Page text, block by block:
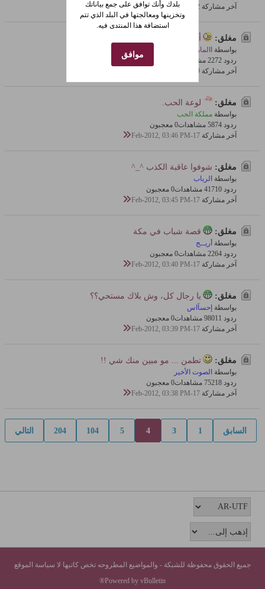
آخر مشاركة 22-Feb-2012, 05:05 PM
مغلق:
بواسطة
االمارد
ردود 2
227 مشاهدات
آخر مشاركة 19-Feb-2012, 03:05 PM
مغلق: لوعة الحب.
بواسطة مملكة الحب
ردود 4
587 مشاهدات
0 معجبون
آخر مشاركة 17-Feb-2012, 03:46 PM
مغلق: شوفوا عاقبة الكذب ^_^
بواسطة الرباب
ردود 10
417 مشاهدات
0 معجبون
آخر مشاركة 17-Feb-2012, 03:45 PM
مغلق: قصة شباب في مكة
بواسطة أريــج
ردود 4
226 مشاهدات
0 معجبون
آخر مشاركة 17-Feb-2012, 03:40 PM
مغلق: يا رجال كل، وش بلاك مستحي؟؟
بواسطة إحسآاس
ردود 11
980 مشاهدات
0 معجبون
آخر مشاركة 17-Feb-2012, 03:39 PM
مغلق: تطمن ... مو مبين منك شي !!
بواسطة الصوت الأخير
ردود 18
752 مشاهدات
0 معجبون
آخر مشاركة 17-Feb-2012, 03:38 PM
السابق 1
3
4
5
104
204 التالي
جميع الحقوق محفوظة للشبكة - والمواضيع المطروحه تخص كاتبها لا سياسة الموقع
Powered by vBulletin®
بلدك وأنك توافق على جمع بياناتك
وتخزينها ومعالجتها في البلد الذي تتم
استضافة هذا المنتدى فيه.
موافق